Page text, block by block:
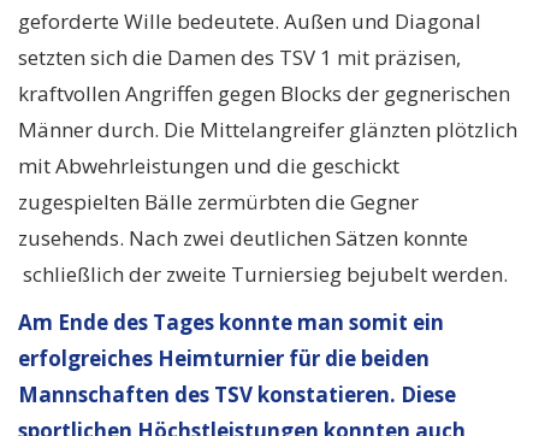
geforderte Wille bedeutete. Außen und Diagonal
setzten sich die Damen des TSV 1 mit präzisen,
kraftvollen Angriffen gegen Blocks der gegnerischen
Männer durch. Die Mittelangreifer glänzten plötzlich
mit Abwehrleistungen und die geschickt
zugespielten Bälle zermürbten die Gegner
zusehends. Nach zwei deutlichen Sätzen konnte
schließlich der zweite Turniersieg bejubelt werden.
Am Ende des Tages konnte man somit ein
erfolgreiches Heimturnier für die beiden
Mannschaften des TSV konstatieren. Diese